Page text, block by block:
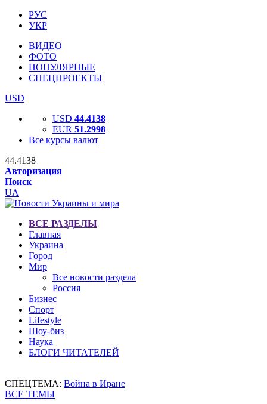
РУС
УКР
ВИДЕО
ФОТО
ПОПУЛЯРНЫЕ
СПЕЦПРОЕКТЫ
USD
USD 44.4138
EUR 51.2998
Все курсы валют
44.4138
Авторизация
Поиск
UA
ВСЕ РАЗДЕЛЫ
Главная
Украина
Город
Мир
Все новости раздела
Россия
Бизнес
Спорт
Lifestyle
Шоу-биз
Наука
БЛОГИ ЧИТАТЕЛЕЙ
СПЕЦТЕМА: Война в Иране
ВСЕ ТЕМЫ